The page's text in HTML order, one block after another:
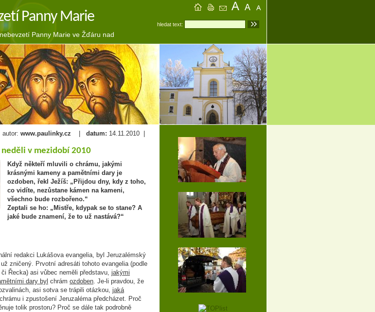
Panny Marie
Panny Marie ve Žďáru nad
hledat text:
autor: www.paulinky.cz datum: 14.11.2010 |
neděli v mezidobí 2010
Když někteří mluvili o chrámu, jakými
krásnými kameny a pamětními dary je
ozdoben, řekl Ježíš: „Přijdou dny, kdy z toho,
co vidíte, nezůstane kámen na kameni,
všechno bude rozbořeno.“
Zeptali se ho: „Mistře, kdypak se to stane? A
jaké bude znamení, že to už nastává?“
redakci Lukášova evangelia, byl Jeruzalémský
zničený. Prvotní adresáti tohoto evangelia (podle
Řecka) asi vůbec neměli představu, jakými
dary byl chrám ozdoben. Je-li pravdou, že
asi sotva se trápili otázkou, jaká
i zpustošení Jeruzaléma předcházet. Proč
tolik prostoru? Proč se dále tak podrobně